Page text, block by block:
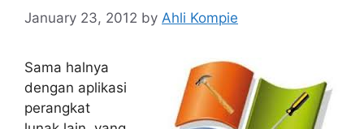
January 23, 2012 by Ahli Kompie
Sama halnya
dengan aplikasi
perangkat